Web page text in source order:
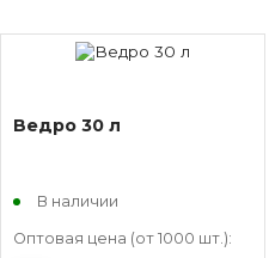
Ведро 30 л
В наличии
Оптовая цена (от 1000 шт.):